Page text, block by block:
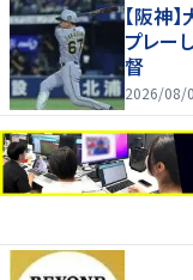
【阪神
プレー
督
2026/08/